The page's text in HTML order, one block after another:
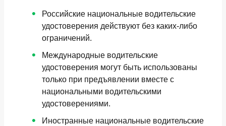
Российские национальные водительские
удостоверения действуют без каких-либо
ограничений.
Международные водительские
удостоверения могут быть использованы
только при предъявлении вместе с
национальными водительскими
удостоверениями.
Иностранные национальные водительские